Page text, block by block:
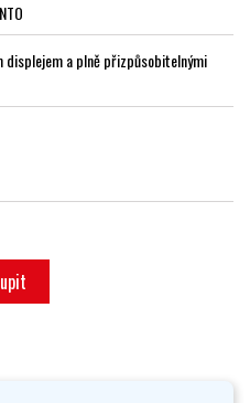
displejem a plně přizpůsobitelnými